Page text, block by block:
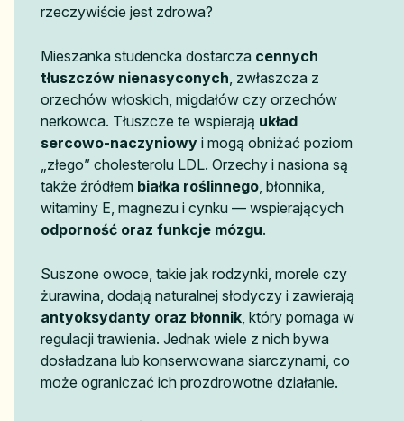
rzeczywiście jest zdrowa?
Mieszanka studencka dostarcza cennych
tłuszczów nienasyconych , zwłaszcza z
orzechów włoskich, migdałów czy orzechów
nerkowca. Tłuszcze te wspierają układ
sercowo-naczyniowy i mogą obniżać poziom
„złego” cholesterolu LDL. Orzechy i nasiona są
także źródłem białka roślinnego , błonnika,
witaminy E, magnezu i cynku — wspierających
odporność oraz funkcje mózgu.
Suszone owoce, takie jak rodzynki, morele czy
żurawina, dodają naturalnej słodyczy i zawierają
antyoksydanty oraz błonnik , który pomaga w
regulacji trawienia. Jednak wiele z nich bywa
dosładzana lub konserwowana siarczynami, co
może ograniczać ich prozdrowotne działanie.